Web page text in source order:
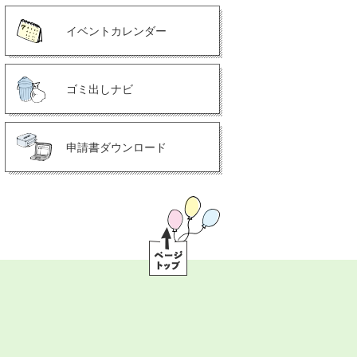
イベントカレンダー
ゴミ出しナビ
申請書ダウンロード
ッ
プ